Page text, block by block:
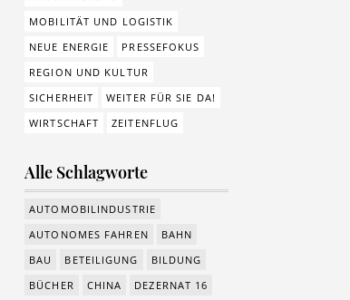
MOBILITÄT UND LOGISTIK
NEUE ENERGIE
PRESSEFOKUS
REGION UND KULTUR
SICHERHEIT
WEITER FÜR SIE DA!
WIRTSCHAFT
ZEITENFLUG
Alle Schlagworte
AUTOMOBILINDUSTRIE
AUTONOMES FAHREN
BAHN
BAU
BETEILIGUNG
BILDUNG
BÜCHER
CHINA
DEZERNAT 16